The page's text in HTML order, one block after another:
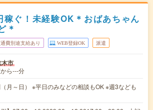
稼ぐ！未経験OK＊おばあちゃん
＊
費別途支給あり WEB登録OK 派遣
市
ら---分
月～日） ※平日のみなどの相談もOK ※週3なども